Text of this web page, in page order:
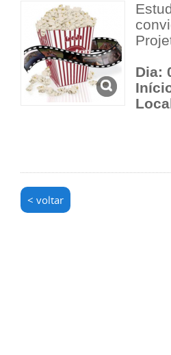
Dia:
< voltar